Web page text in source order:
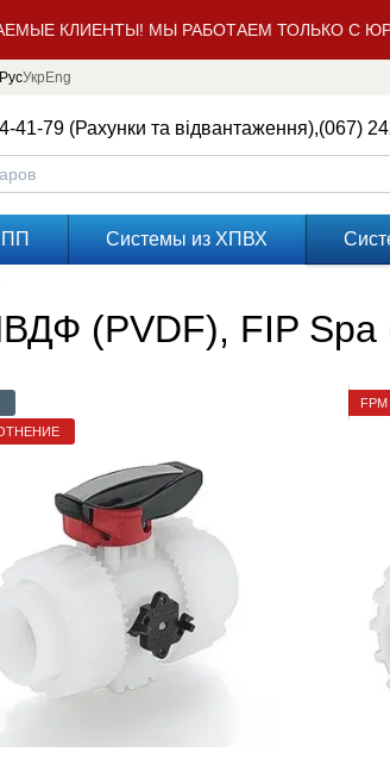
КЛИЕНТЫ! МЫ РАБОТАЕМ ТОЛЬКО С
РусУкр Eng
41-79 (Рахунки та відвантаження),(067)
ПП Системы из ХПВХ
(PVDF), FIP Spa